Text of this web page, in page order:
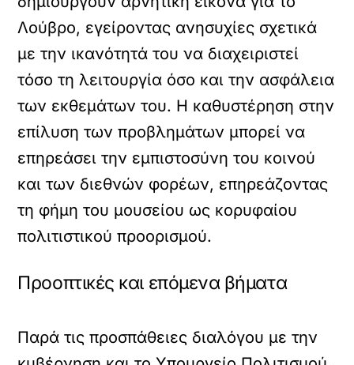
Λούβρο, εγείροντας ανησυχίες σχετικά
με την ικανότητά του να διαχειριστεί
τόσο τη λειτουργία όσο και την ασφάλεια
των εκθεμάτων του. Η καθυστέρηση στην
επίλυση των προβλημάτων μπορεί να
επηρεάσει την εμπιστοσύνη του κοινού
και των διεθνών φορέων, επηρεάζοντας
τη φήμη του μουσείου ως κορυφαίου
πολιτιστικού προορισμού.
Προοπτικές και επόμενα βήματα
Παρά τις προσπάθειες διαλόγου με την